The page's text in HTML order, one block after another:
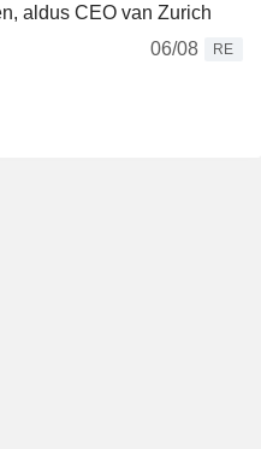
aldus CEO van Zurich
06/08
RE